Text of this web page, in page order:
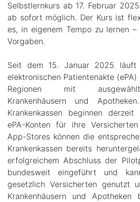
Selbstlernkurs ab 17. Februar
ab sofort möglich. Der Kurs ist
es, in eigenem Tempo zu lernen
Vorgaben.
Seit dem 15. Januar 2025 läuft
elektronischen Patientenakte
Regionen mit
Krankenhäusern und
Krankenkassen beginnen
ePA-Konten für ihre
App-Stores können die
Krankenkassen bereits
erfolgreichem Abschluss der
bundesweit eingeführt und
gesetzlich Versicherten genutzt
Krankenhäusern und